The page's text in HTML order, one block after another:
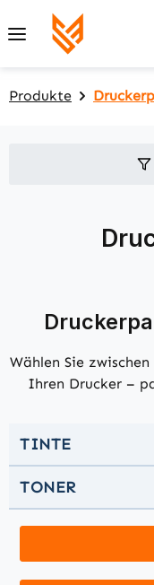
Zum Hauptinhalt
Produkte
Wählen Sie
Ihren Drucker –
TINTE
TONER